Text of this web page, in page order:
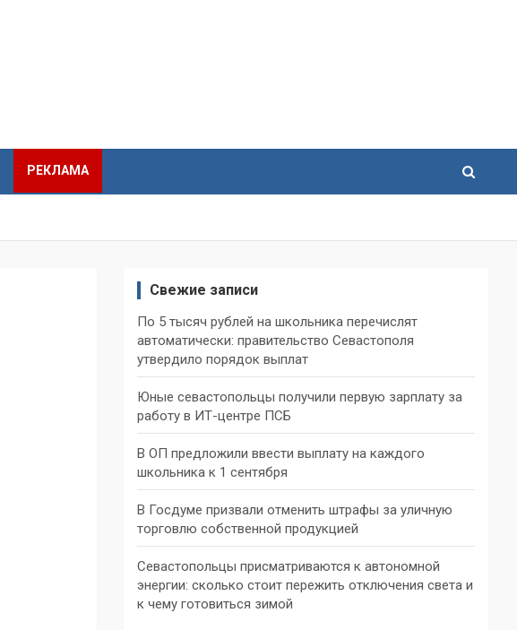
РЕКЛАМА
Свежие записи
По 5 тысяч рублей на школьника перечислят
автоматически: правительство Севастополя
утвердило порядок выплат
Юные севастопольцы получили первую зарплату за
работу в ИТ-центре ПСБ
В ОП предложили ввести выплату на каждого
школьника к 1 сентября
В Госдуме призвали отменить штрафы за уличную
торговлю собственной продукцией
Севастопольцы присматриваются к автономной
энергии: сколько стоит пережить отключения света и
к чему готовиться зимой